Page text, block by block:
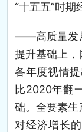
“十五五”时期
——高质量发
提升基础上，
各年度视情
比2020年翻
础。全要素
对经济增长